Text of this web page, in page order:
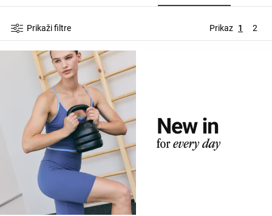
Prikaži filtre Prikaz 1 2